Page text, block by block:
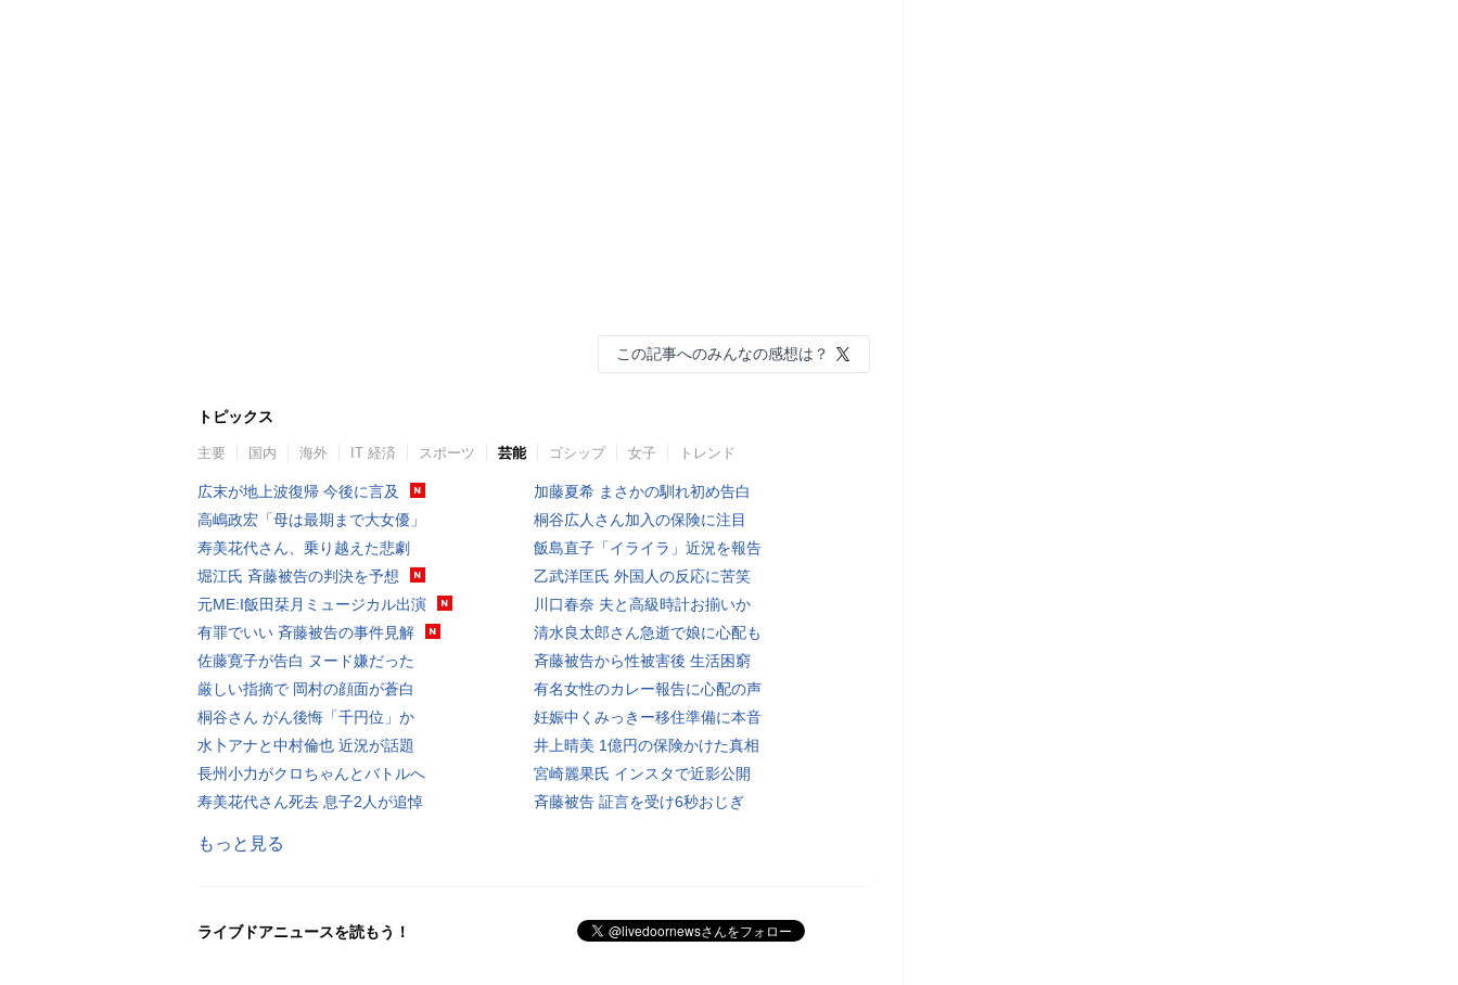
この記事へのみんなの感想は？
トピックス
主要 国内 海外 IT 経済 スポーツ 芸能 ゴシップ 女子 トレンド
広末が地上波復帰 今後に言及
高嶋政宏「母は最期まで大女優」
寿美花代さん、乗り越えた悲劇
堀江氏 斉藤被告の判決を予想
元ME:I飯田栞月ミュージカル出演
有罪でいい 斉藤被告の事件見解
佐藤寛子が告白 ヌード嫌だった
厳しい指摘で 岡村の顔面が蒼白
桐谷さん がん後悔「千円位」か
水卜アナと中村倫也 近況が話題
長州小力がクロちゃんとバトルへ
寿美花代さん死去 息子2人が追悼
加藤夏希 まさかの馴れ初め告白
桐谷広人さん加入の保険に注目
飯島直子「イライラ」近況を報告
乙武洋匡氏 外国人の反応に苦笑
川口春奈 夫と高級時計お揃いか
清水良太郎さん急逝で娘に心配も
斉藤被告から性被害後 生活困窮
有名女性のカレー報告に心配の声
妊娠中くみっきー移住準備に本音
井上晴美 1億円の保険かけた真相
宮崎麗果氏 インスタで近影公開
斉藤被告 証言を受け6秒おじぎ
もっと見る
ライブドアニュースを読もう！